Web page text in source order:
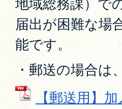
地域総務課）で
届出が困難な場
能です。
・郵送の場合
【郵送用】